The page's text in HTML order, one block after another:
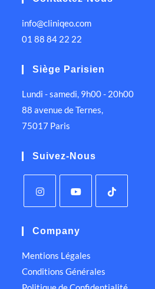
info@cliniqeo.com
01 88 84 22 22
Siège Parisien
Lundi - samedi, 9h00 - 20h00
88 avenue de Ternes,
75017 Paris
Suivez-Nous
Company
Mentions Légales
Conditions Générales